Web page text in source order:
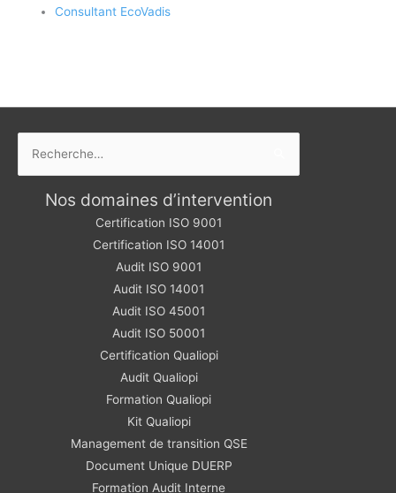
Consultant EcoVadis
Nos domaines d’intervention
Certification ISO 9001
Certification ISO 14001
Audit ISO 9001
Audit ISO 14001
Audit ISO 45001
Audit ISO 50001
Certification Qualiopi
Audit Qualiopi
Formation Qualiopi
Kit Qualiopi
Management de transition QSE
Document Unique DUERP
Formation Audit Interne